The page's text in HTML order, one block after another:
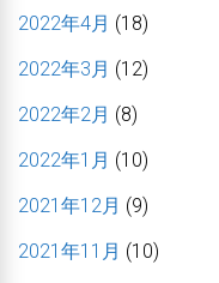
2022年4月 (18)
2022年3月 (12)
2022年2月 (8)
2022年1月 (10)
2021年12月 (9)
2021年11月 (10)